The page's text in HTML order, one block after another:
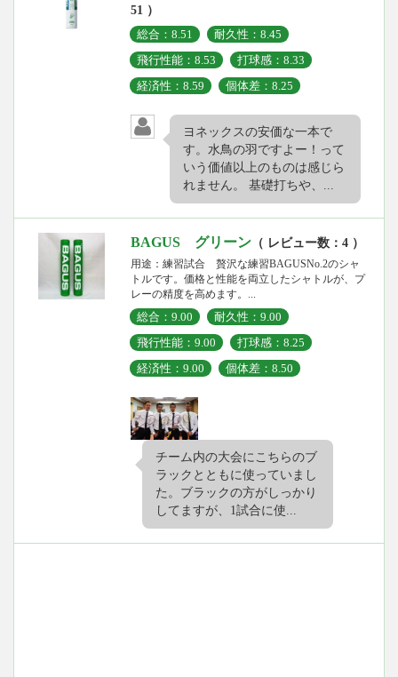
51 ）
総合：8.51
耐久性：8.45
飛行性能：8.53
打球感：8.33
経済性：8.59
個体差：8.25
ヨネックスの安価な一本で
す。水鳥の羽ですよー！って
いう価値以上のものは感じら
れません。 基礎打ちや、...
BAGUS グリーン （ レビュー数：4 ）
用途：練習試合 贅沢な練習BAGUSNo.2のシャ
トルです。価格と性能を両立したシャトルが、プ
レーの精度を高めます。...
総合：9.00
耐久性：9.00
飛行性能：9.00
打球感：8.25
経済性：9.00
個体差：8.50
チーム内の大会にこちらのブ
ラックとともに使っていまし
た。ブラックの方がしっかり
してますが、1試合に使...